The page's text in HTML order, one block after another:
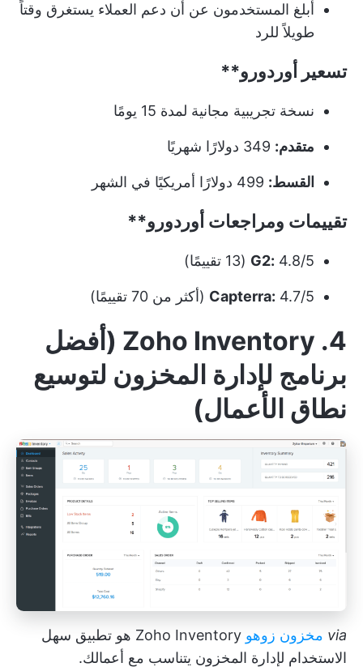
أبلغ المستخدمون عن أن دعم العملاء يستغرق وقتاً
طويلاً للرد
تسعير أوردورو**
نسخة تجريبية مجانية لمدة 15 يومًا
متقدم:
القسط:
تقييمات ومراجعات أوردورو**
G2: 4.8/5 (13 تقييمًا)
Capterra: 4.7/5 (أكثر من 70 تقييمًا)
4. Zoho Inventory (أفضل
برنامج لإدارة المخزون لتوسيع
نطاق الأعمال)
via مخزون زوهو
Zoho Inventory هو تطبيق سهل
الاستخدام لإدارة المخزون يتناسب مع أعمالك.